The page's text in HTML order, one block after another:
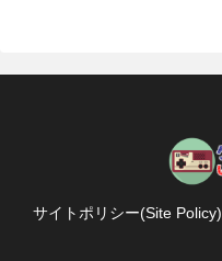
サイトポリシー(Site Policy)